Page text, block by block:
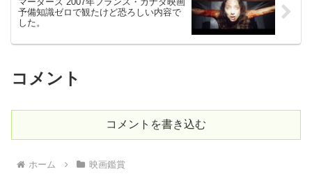
予備知識ゼロで観たけど恐ろしい内容で
した。
コメント
コメントを書き込む
ホーム 映画鑑賞